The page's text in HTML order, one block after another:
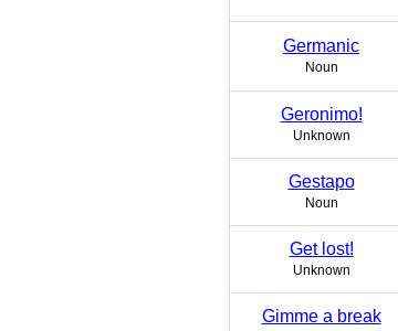
Germanic
Noun
Geronimo!
Unknown
Gestapo
Noun
Get lost!
Unknown
Gimme a break